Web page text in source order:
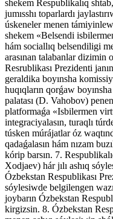
shekem Respublikalıq
jumısshı toparlardı
úskeneler menen
shekem «Belsendi
hám sociallıq belsendiligi
arasınan talabanlar dizimin
Resrublikası Prezidenti
geraldika boyınsha
huqıqların qorǵaw
palatası (D. Vahobov)
platformaǵa «Isbilermen
integraciyalasın, turaqlı
túsken múrájatlar óz
qadaǵalasın hám nızam
kórip barsın. 7.
Xodjaev) hár jılı ashıq
Ózbekstan Respublikası
sóylesiwde belgilengen
joybarın Ózbekstan
kirgizsin. 8. Ózbekstan